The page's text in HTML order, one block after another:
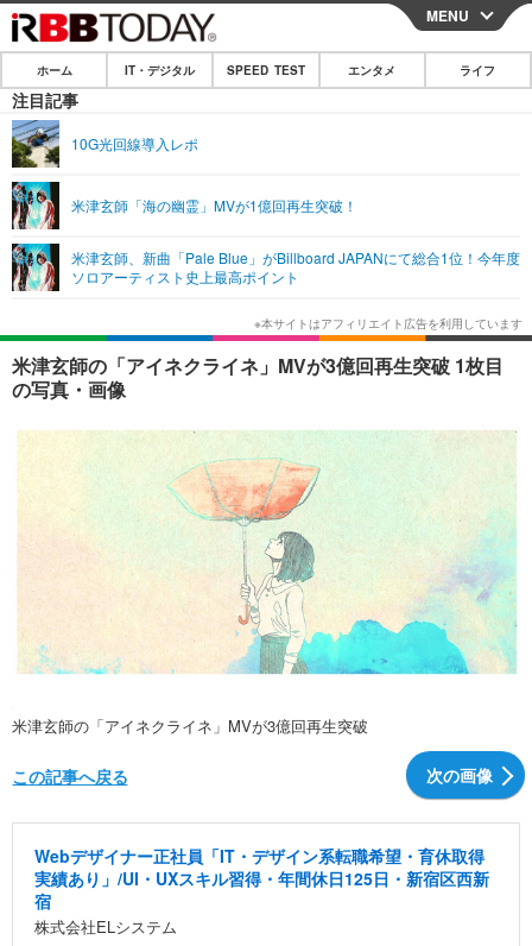
CLOSE
ホーム
IT・デジタル
ショッピング その他
SPEED TEST
エンタメ
エンタメTOP
韓国・芸能
音楽 スポーツ
ショッピング
ライフ
ライフTOP グルメ
ペット ショッピング
リリース一覧
プッシュ通知の停止方法
MENU
ホーム IT・デジタル SPEED TEST エンタメ ライフ
注目記事
10G光回線導入レポ
米津玄師「海の幽霊」MVが1億回再生突破！
米津玄師、新曲「Pale Blue」がBillboard JAPANにて総合1位！今年度
ソロアーティスト史上最高ポイント
米津玄師の「アイネクライネ」MVが3億回再生突破 1枚目
の写真・画像
米津玄師の「アイネクライネ」MVが3億回再生突破
次の画像
この記事へ戻る
Webデザイナー正社員「IT・デザイン系転職希望・育休取得
実績あり」/UI・UXスキル習得・年間休日125日・新宿区西新
宿
株式会社ELシステム